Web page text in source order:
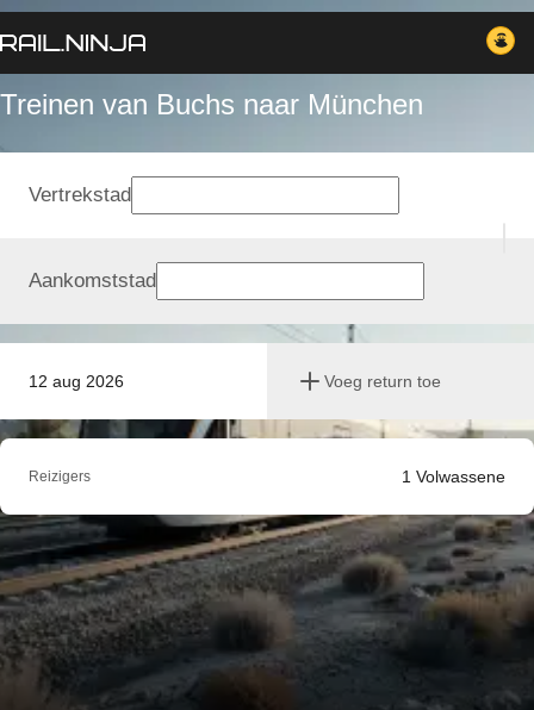
Treinen van Buchs naar München
12 aug 2026 Voeg return toe
Vertrekstad
Aankomststad
Reizigers 1 Volwassene